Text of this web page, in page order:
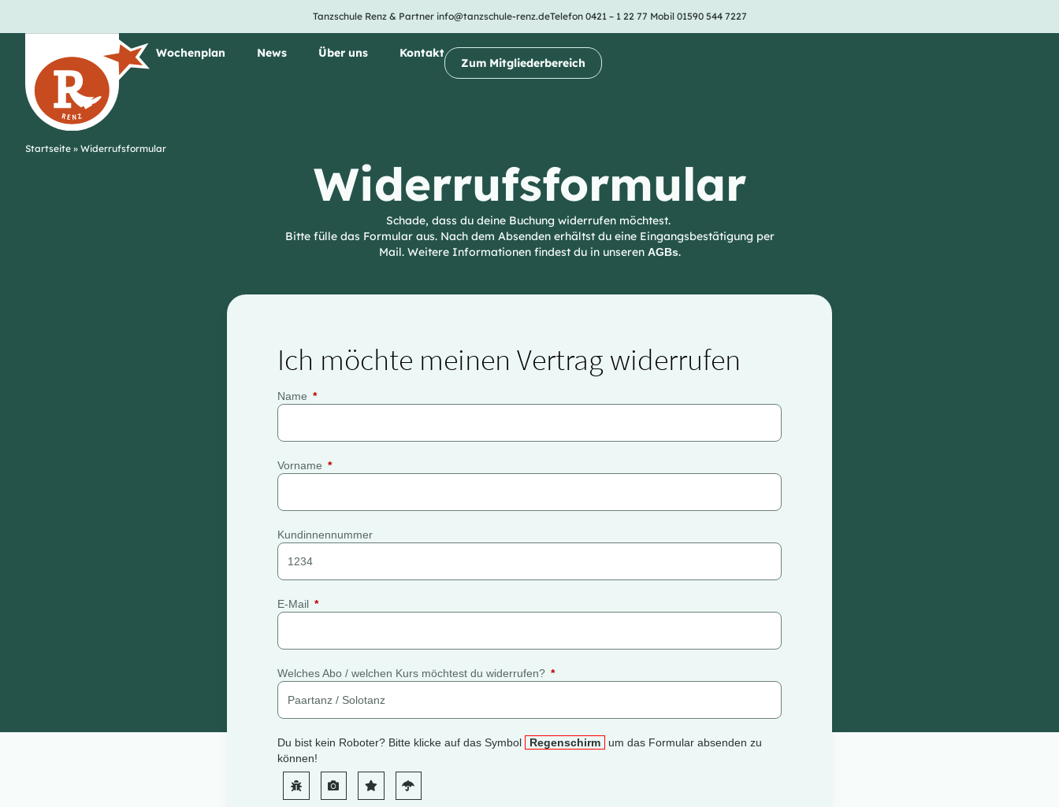
Tanzschule Renz & Partnerinfo@tanzschule-renz.deTelefon 0421 – 1 22 77 Mobil 01590 544 7227
Unsere Tanzkurse Wochenplan News Über uns Kontakt
Zum Mitgliederbereich
Startseite » Widerrufsformular
Widerrufsformular
Schade, dass du deine Buchung widerrufen möchtest.
Bitte fülle das Formular aus. Nach dem Absenden erhältst du eine Eingangsbestätigung per
Mail. Weitere Informationen findest du in unseren AGBs.